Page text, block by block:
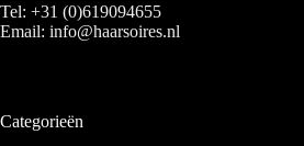
Tel: +31 (0)619094655
Email: info@haarsoires.nl
Categorieën